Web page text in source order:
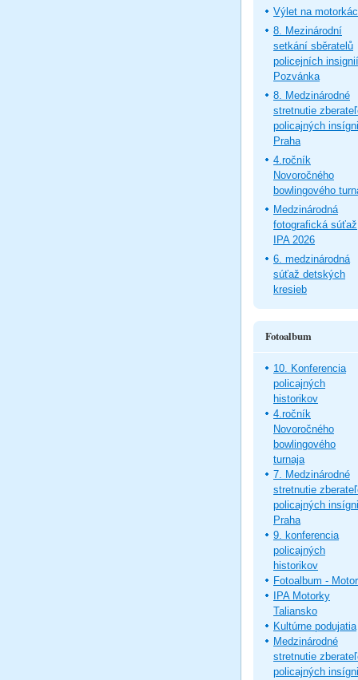
Výlet na
8. Mezinárodní
setkání sběratelů
policejních
Pozvánka
8. Medzinárodné
stretnutie
policajných
Praha
4.ročník
Novoročného
bowlingového
Medzinárodná
fotografická súťaž
IPA 2026
6. medzinárodná
súťaž detských
kresieb
Fotoalbum
10. Konferencia
policajných
historikov
4.ročník
Novoročného
bowlingového
turnaja
7. Medzinárodné
stretnutie
policajných
Praha
9. konferencia
policajných
historikov
Fotoalbum -
IPA Motorky
Taliansko
Kultúrne podujatia
Medzinárodné
stretnutie
policajných